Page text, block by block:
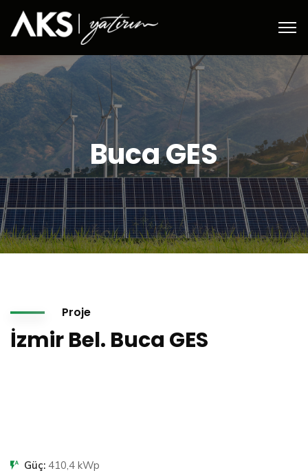
Buca GES
Proje
İzmir Bel. Buca GES
Güç: 410,4 kWp